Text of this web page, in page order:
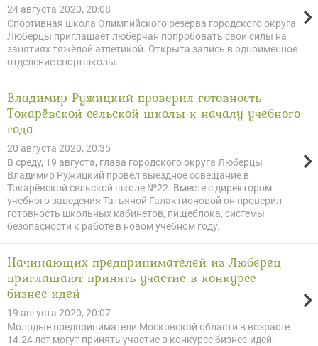
24 августа 2020, 20:08
Спортивная школа Олимпийского резерва городского округа
Люберцы приглашает люберчан попробовать свои силы на
занятиях тяжёлой атлетикой. Открыта запись в одноименное
отделение спортшколы.
Владимир Ружицкий проверил готовность
Токарёвской сельской школы к началу учебного
года
20 августа 2020, 20:35
В среду, 19 августа, глава городского округа Люберцы
Владимир Ружицкий провёл выездное совещание в
Токарёвской сельской школе №22. Вместе с директором
учебного заведения Татьяной Галактионовой он проверил
готовность школьных кабинетов, пищеблока, системы
безопасности к работе в новом учебном году.
Начинающих предпринимателей из Люберец
приглашают принять участие в конкурсе
бизнес-идей
19 августа 2020, 20:07
Молодые предприниматели Московской области в возрасте
14-24 лет могут принять участие в конкурсе бизнес-идей.